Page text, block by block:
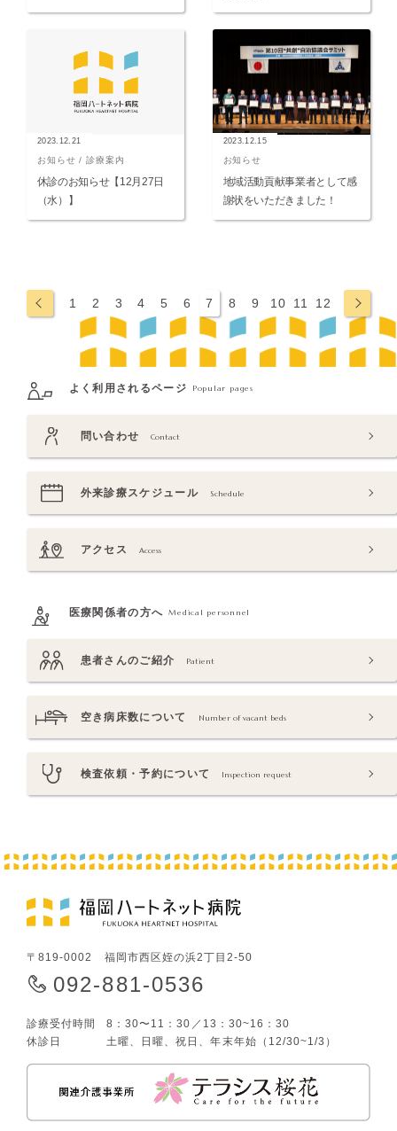
2023.12.21
お知らせ 診療案内
休診のお知らせ【12月27日
（水）】
2023.12.15
お知らせ
地域活動貢献事業者として感
謝状をいただきました！
←
1 2 3 4 5 6 7 8 9 10 11 12
→
よく利用されるページ Popular pages
問い合わせ Contact
外来診療スケジュール Schedule
アクセス Access
医療関係者の方へ Medical personnel
患者さんのご紹介 Patient
空き病床数について Number of vacant beds
検査依頼・予約について Inspection request
〒819-0002 福岡市西区姪の浜2丁目2-50
092-881-0536
診療受付時間
8：30〜11：30／13：30~16：30
休診日
土曜、日曜、祝日、年末年始（12/30~1/3）